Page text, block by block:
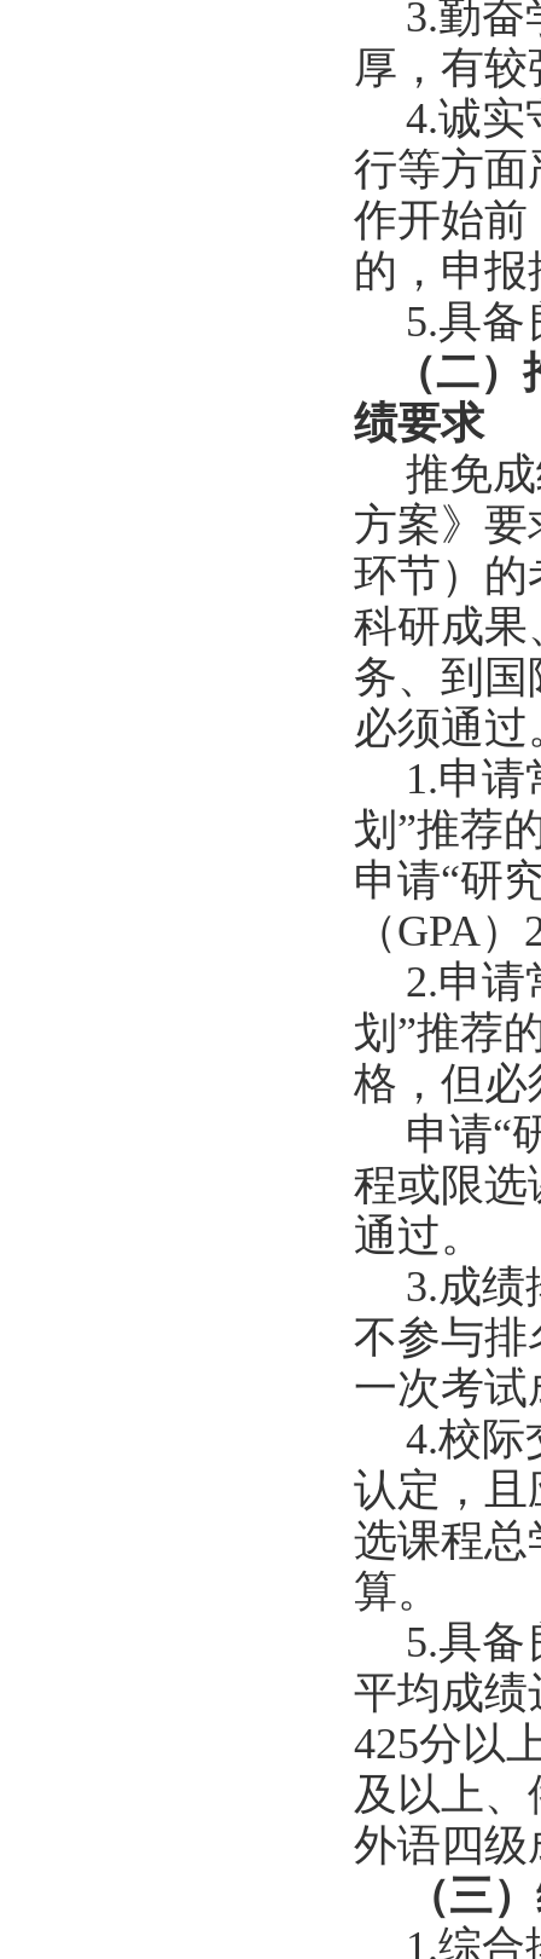
3.勤奋
厚，有
4.诚实
行等方面
作开始前
的，申
5.具备
（二
绩要求
推免
方案》
环节）的
科研成果
务、到
必须通过
1.申请
划 ”推荐
申请“研
（GPA）
2.申请
划 ”推荐
格，但必
申请“
程或限选
通过。
3.成绩
不参与排
一次考
4.校际
认定，且
选课程总
算。
5.具备
平均成绩
425分以
及以上、
外语四级
（三
1.综合